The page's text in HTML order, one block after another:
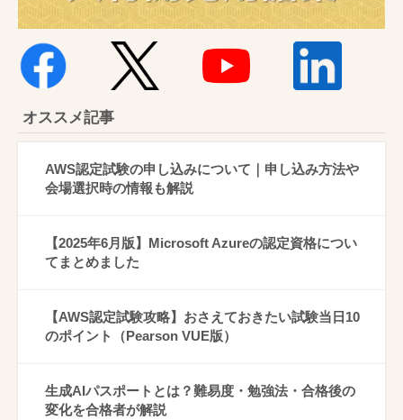
オススメ記事
AWS認定試験の申し込みについて｜申し込み方法や
会場選択時の情報も解説
【2025年6月版】Microsoft Azureの認定資格につい
てまとめました
【AWS認定試験攻略】おさえておきたい試験当日10
のポイント（Pearson VUE版）
生成AIパスポートとは？難易度・勉強法・合格後の
変化を合格者が解説